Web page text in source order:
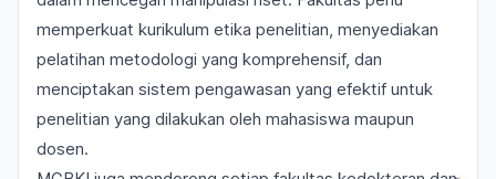
memperkuat kurikulum etika penelitian, menyediakan
pelatihan metodologi yang komprehensif, dan
menciptakan sistem pengawasan yang efektif untuk
penelitian yang dilakukan oleh mahasiswa maupun
dosen.